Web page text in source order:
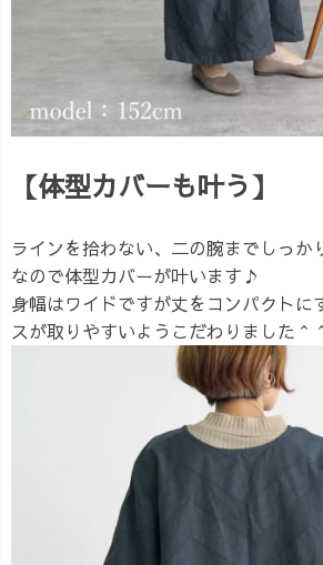
【体型カバーも叶う】
ラインを拾わない、二の腕までしっか
なので体型カバーが叶います♪
身幅はワイドですが丈をコンパクトに
スが取りやすいようこだわりました＾